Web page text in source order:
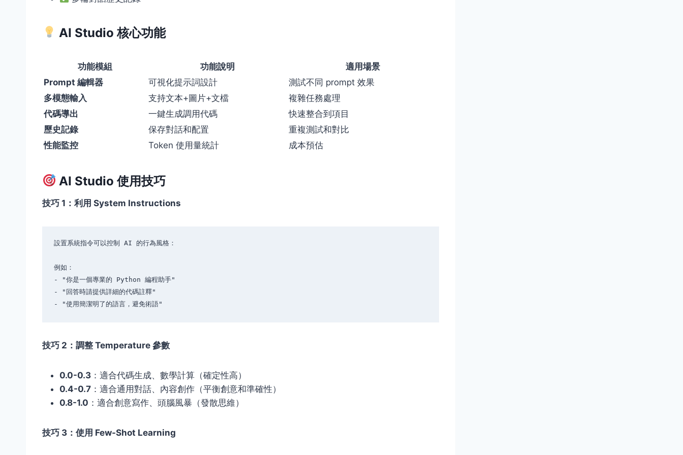
AI Studio 核心功能
功能模組 功能說明
適用場景
Prompt 編輯器
可視化提示詞設計
測試不同 prompt 效果
多模態輸入
支持文本+圖片+文檔
複雜任務處理
代碼導出
一鍵生成調用代碼
快速整合到項目
歷史記錄
保存對話和配置
重複測試和對比
性能監控
Token 使用量統計 成本預估
AI Studio 使用技巧
技巧 1：利用 System Instructions
設置系統指令可以控制 AI 的行為風格：
例如：
- "你是一個專業的 Python 編程助手"
- "回答時請提供詳細的代碼註釋"
技巧 2：調整 Temperature 參數
0.0-0.3 ：適合代碼生成、數學計算（確定性高）
0.4-0.7 ：適合通用對話、內容創作（平衡創意和準確性）
0.8-1.0 ：適合創意寫作、頭腦風暴（發散思維）
技巧 3：使用 Few-Shot Learning